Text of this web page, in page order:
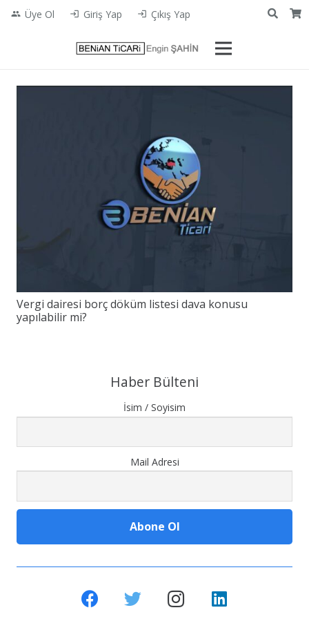
people Üye Ol login Giriş Yap login Çıkış Yap
Vergi dairesi borç döküm listesi dava konusu
yapılabilir mi?
Haber Bülteni
İsim / Soyisim
Mail Adresi